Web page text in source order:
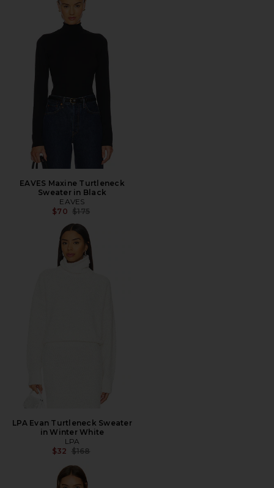
EAVES Maxine Turtleneck
Sweater in Black
EAVES
$70 전 가격:
$175
LPA Evan Turtleneck Sweater
in Winter White
LPA
$32 전 가격:
$168